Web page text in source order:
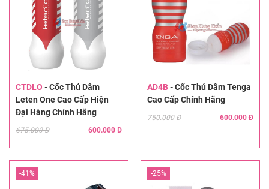
CTDLO -Cốc Thủ Dâm
Leten One Cao Cấp Hiện
Đại Hàng Chính Hãng
675.000 Đ 600.000 Đ
AD4B-Cốc Thủ Dâm Tenga
Cao Cấp Chính Hãng
750.000 Đ 600.000 Đ
-41% -25%